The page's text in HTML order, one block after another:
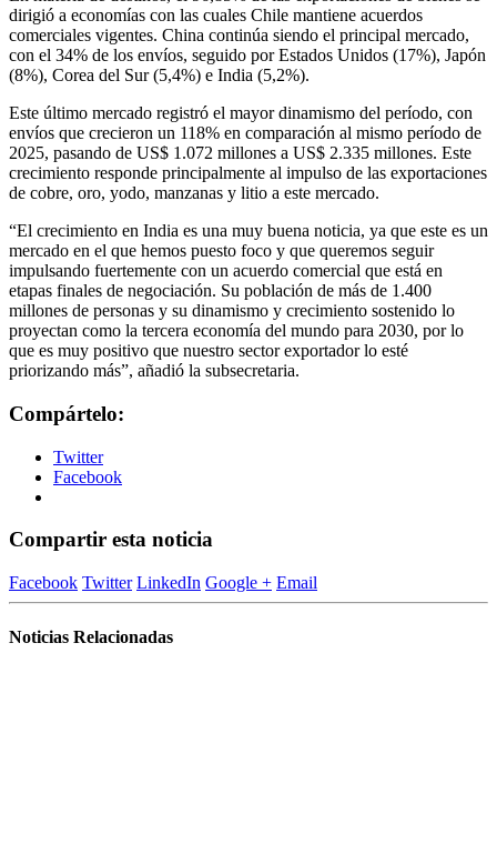
dirigió a economías con las cuales Chile mantiene acuerdos
comerciales vigentes. China continúa siendo el principal mercado,
con el 34% de los envíos, seguido por Estados Unidos (17%), Japón
(8%), Corea del Sur (5,4%) e India (5,2%).
Este último mercado registró el mayor dinamismo del período, con
envíos que crecieron un 118% en comparación al mismo período de
2025, pasando de US$ 1.072 millones a US$ 2.335 millones. Este
crecimiento responde principalmente al impulso de las exportaciones
de cobre, oro, yodo, manzanas y litio a este mercado.
“El crecimiento en India es una muy buena noticia, ya que este es un
mercado en el que hemos puesto foco y que queremos seguir
impulsando fuertemente con un acuerdo comercial que está en
etapas finales de negociación. Su población de más de 1.400
millones de personas y su dinamismo y crecimiento sostenido lo
proyectan como la tercera economía del mundo para 2030, por lo
que es muy positivo que nuestro sector exportador lo esté
priorizando más”, añadió la subsecretaria.
Compártelo:
Twitter
Facebook
Compartir esta noticia
Facebook Twitter LinkedIn Google + Email
Noticias Relacionadas